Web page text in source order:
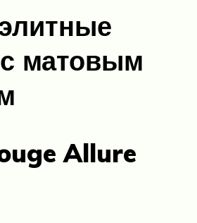
матовым
Allure